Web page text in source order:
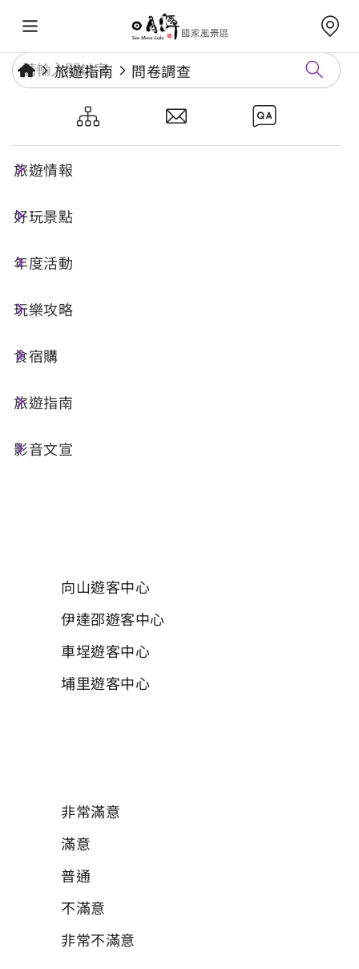
旅遊指南 問卷調查
遊客中心哺(集)乳室滿意度調查
問卷調查時間：無截止日期
親愛的遊客您好： 感謝您撥出寶貴的時間，
意度調查，以期在未來提供到訪遊客更好的
供統計分析之用，所有資料絕對保密，請安
景區管理處 敬啟
向山遊客中心
伊達邵遊客中心
車埕遊客中心
埔里遊客中心
非常滿意
滿意
普通
不滿意
非常不滿意
旅遊情報
好玩景點
年度活動
玩樂攻略
食宿購
旅遊指南
影音文宣